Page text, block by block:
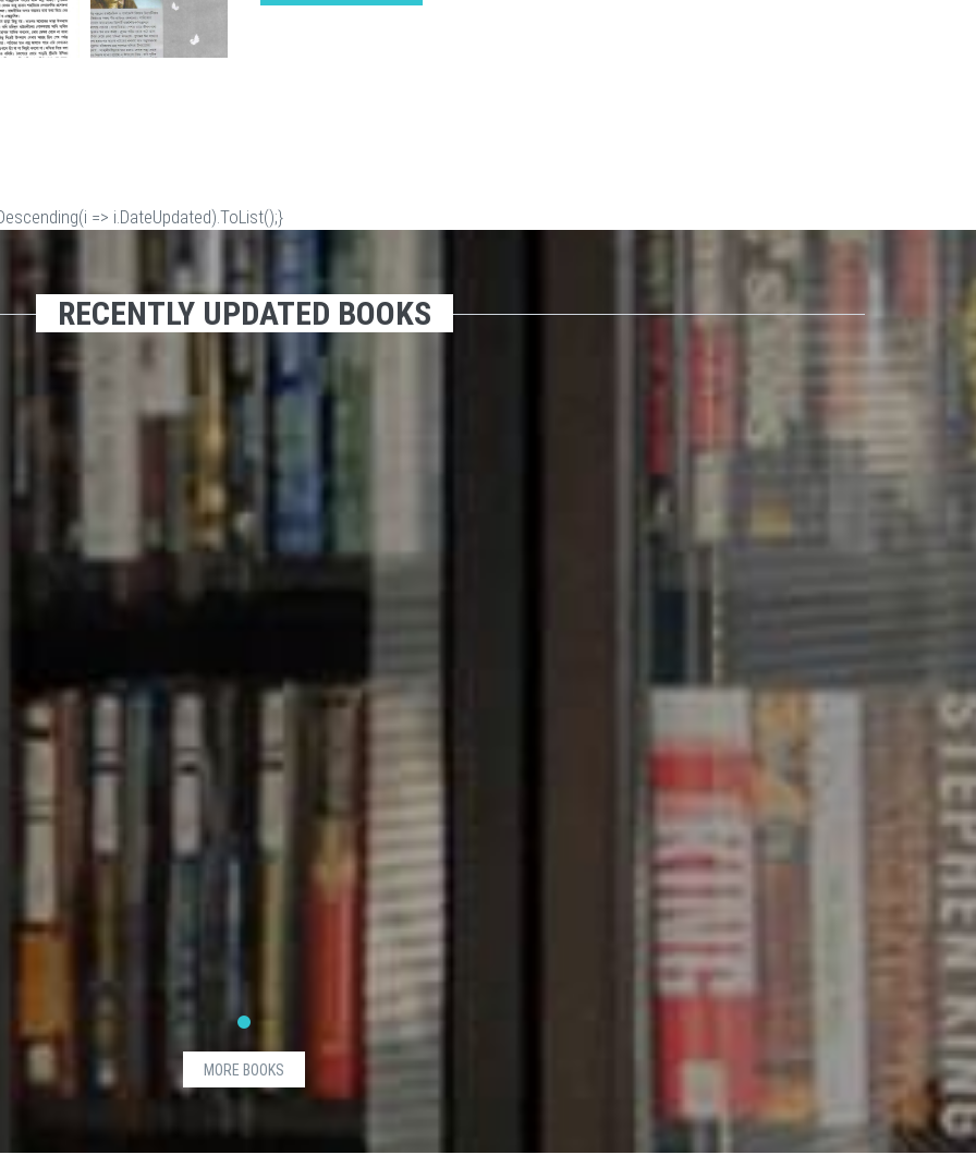
=> i.DateUpdated).ToList();}
RECENTLY UPDATED BOOKS
MORE BOOKS